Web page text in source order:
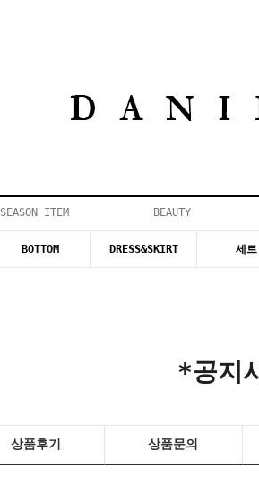
SEASON ITEM BEAUTY
BOTTOM DRESS&SKIRT 세트
*공지
상품후기 상품문의